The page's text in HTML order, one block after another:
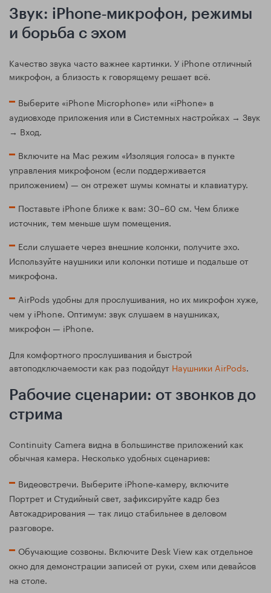
Звук: iPhone‑микрофон, режимы
и борьба с эхом
Качество звука часто важнее картинки. У iPhone отличный
микрофон, а близость к говорящему решает всё.
Выберите «iPhone Microphone» или «iPhone» в
аудиовходе приложения или в Системных настройках → Звук
→ Вход.
Включите на Mac режим «Изоляция голоса» в пункте
управления микрофоном (если поддерживается
приложением) — он отрежет шумы комнаты и клавиатуру.
Поставьте iPhone ближе к вам: 30–60 см. Чем ближе
источник, тем меньше шум помещения.
Если слушаете через внешние колонки, получите эхо.
Используйте наушники или колонки потише и подальше от
микрофона.
AirPods удобны для прослушивания, но их микрофон хуже,
чем у iPhone. Оптимум: звук слушаем в наушниках,
микрофон — iPhone.
Для комфортного прослушивания и быстрой
автоподключаемости как раз подойдут Наушники AirPods.
Рабочие сценарии: от звонков до
стрима
Continuity Camera видна в большинстве приложений как
обычная камера. Несколько удобных сценариев:
Видеовстречи. Выберите iPhone‑камеру, включите
Портрет и Студийный свет, зафиксируйте кадр без
Автокадрирования — так лицо стабильнее в деловом
разговоре.
Обучающие созвоны. Включите Desk View как отдельное
окно для демонстрации записей от руки, схем или девайсов
на столе.